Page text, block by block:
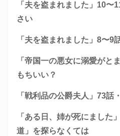
「夫を盗まれました」10〜
さい
「夫を盗まれました」8〜9
「帝国一の悪女に溺愛がと
もちいい？
「戦利品の公爵夫人」73話
「ある日、姉が死にました
道」を探らなくては